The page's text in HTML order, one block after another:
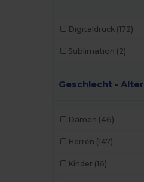
Digitaldruck (172)
Sublimation (2)
Geschlecht - Alter
Damen (46)
Herren (147)
Kinder (16)